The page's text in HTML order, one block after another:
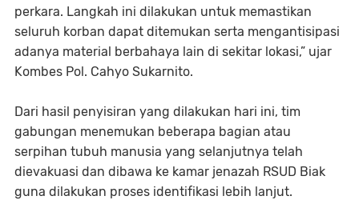
perkara. Langkah ini dilakukan untuk memastikan
seluruh korban dapat ditemukan serta mengantisipasi
adanya material berbahaya lain di sekitar lokasi,” ujar
Kombes Pol. Cahyo Sukarnito.
Dari hasil penyisiran yang dilakukan hari ini, tim
gabungan menemukan beberapa bagian atau
serpihan tubuh manusia yang selanjutnya telah
dievakuasi dan dibawa ke kamar jenazah RSUD Biak
guna dilakukan proses identifikasi lebih lanjut.